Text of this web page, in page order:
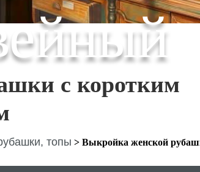
с коротким
топы > Выкройка женской